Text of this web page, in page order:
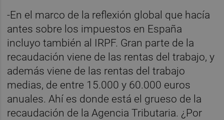
-En el marco de la reflexión global que hacía
antes sobre los impuestos en España
incluyo también al IRPF. Gran parte de la
recaudación viene de las rentas del trabajo, y
además viene de las rentas del trabajo
medias, de entre 15.000 y 60.000 euros
anuales. Ahí es donde está el grueso de la
recaudación de la Agencia Tributaria. ¿Por